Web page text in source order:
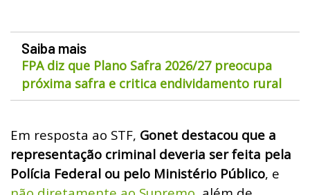
Saiba mais
FPA diz que Plano Safra 2026/27 preocupa
próxima safra e critica endividamento rural
Em resposta ao STF, Gonet destacou que a
representação criminal deveria ser feita pela
Polícia Federal ou pelo Ministério Público, e